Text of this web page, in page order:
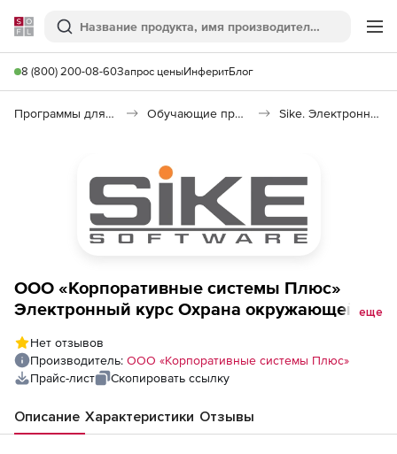
Softline
Поиск
8 (800) 200-08-60Запрос ценыИнферитБлог
Программы для образования и науки Обучающие программы Sike. Электронный курс Охрана окружающей среды и экологическая безопасность на железнодорожном транспорте
ООО «Корпоративные системы Плюс»
Электронный курс Охрана окружающей
железнодорожном транспорте, цена за 1
лицензию
еще
Нет отзывов
Производитель: ООО «Корпоративные системы Плюс»
Прайс-лист
Скопировать ссылку
Описание Характеристики Отзывы